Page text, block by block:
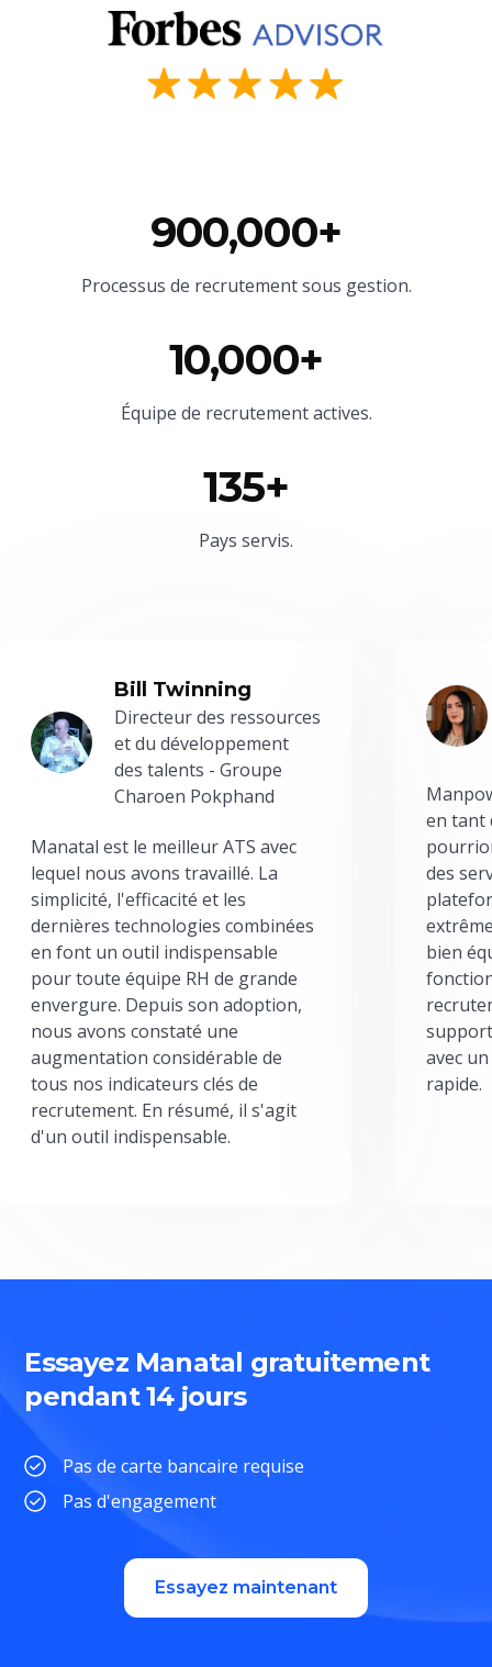
900,000+
Processus de recrutement sous gestion.
10,000+
Équipe de recrutement actives.
135+
Pays servis.
Bill Twinning
Directeur des ressources
et du développement
des talents - Groupe
Charoen Pokphand
Manatal est le meilleur ATS avec
lequel nous avons travaillé. La
simplicité, l'efficacité et les
dernières technologies combinées
en font un outil indispensable
pour toute équipe RH de grande
envergure. Depuis son adoption,
nous avons constaté une
augmentation considérable de
tous nos indicateurs clés de
recrutement. En résumé, il s'agit
d'un outil indispensable.
en tant
des
bien
avec
rapide.
Essayez Manatal gratuitement
pendant 14 jours
Pas de carte bancaire requise
Pas d'engagement
Essayez maintenant